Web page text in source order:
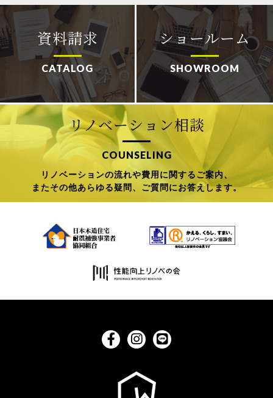
資料請求
CATALOG
ショールーム
SHOWROOM
リノベーション相談
COUNSELING
リノベーションの流れや費用に関するご案内、
またその他あらゆる疑問、ご質問にお答えします。